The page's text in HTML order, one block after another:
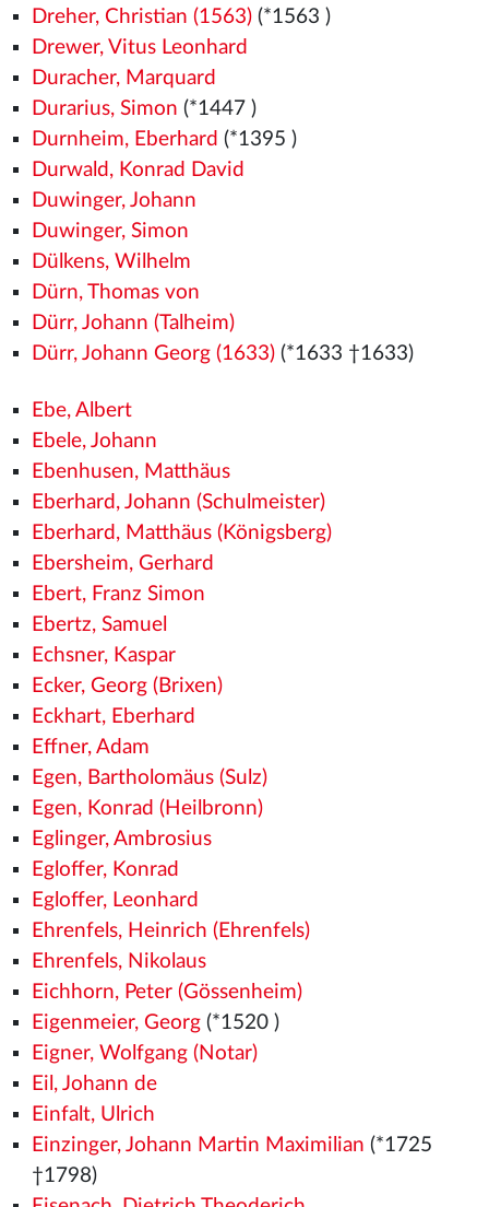
Dreher, Christian (1563)(*1563 )
Drewer, Vitus Leonhard
Duracher, Marquard
Durarius, Simon (*1447 )
Durnheim, Eberhard (*1395 )
Durwald, Konrad David
Duwinger, Johann
Duwinger, Simon
Dülkens, Wilhelm
Dürn, Thomas von
Dürr, Johann (Talheim)
Dürr, Johann Georg (1633)(*1633 †1633)
Ebe, Albert
Ebele, Johann
Ebenhusen, Matthäus
Eberhard, Johann (Schulmeister)
Eberhard, Matthäus (Königsberg)
Ebersheim, Gerhard
Ebert, Franz Simon
Ebertz, Samuel
Echsner, Kaspar
Ecker, Georg (Brixen)
Eckhart, Eberhard
Effner, Adam
Egen, Bartholomäus (Sulz)
Egen, Konrad (Heilbronn)
Eglinger, Ambrosius
Egloffer, Konrad
Egloffer, Leonhard
Ehrenfels, Heinrich (Ehrenfels)
Ehrenfels, Nikolaus
Eichhorn, Peter (Gössenheim)
Eigenmeier, Georg(*1520 )
Eigner, Wolfgang (Notar)
Eil, Johann de
Einfalt, Ulrich
Einzinger, Johann Martin Maximilian (*1725
†1798)